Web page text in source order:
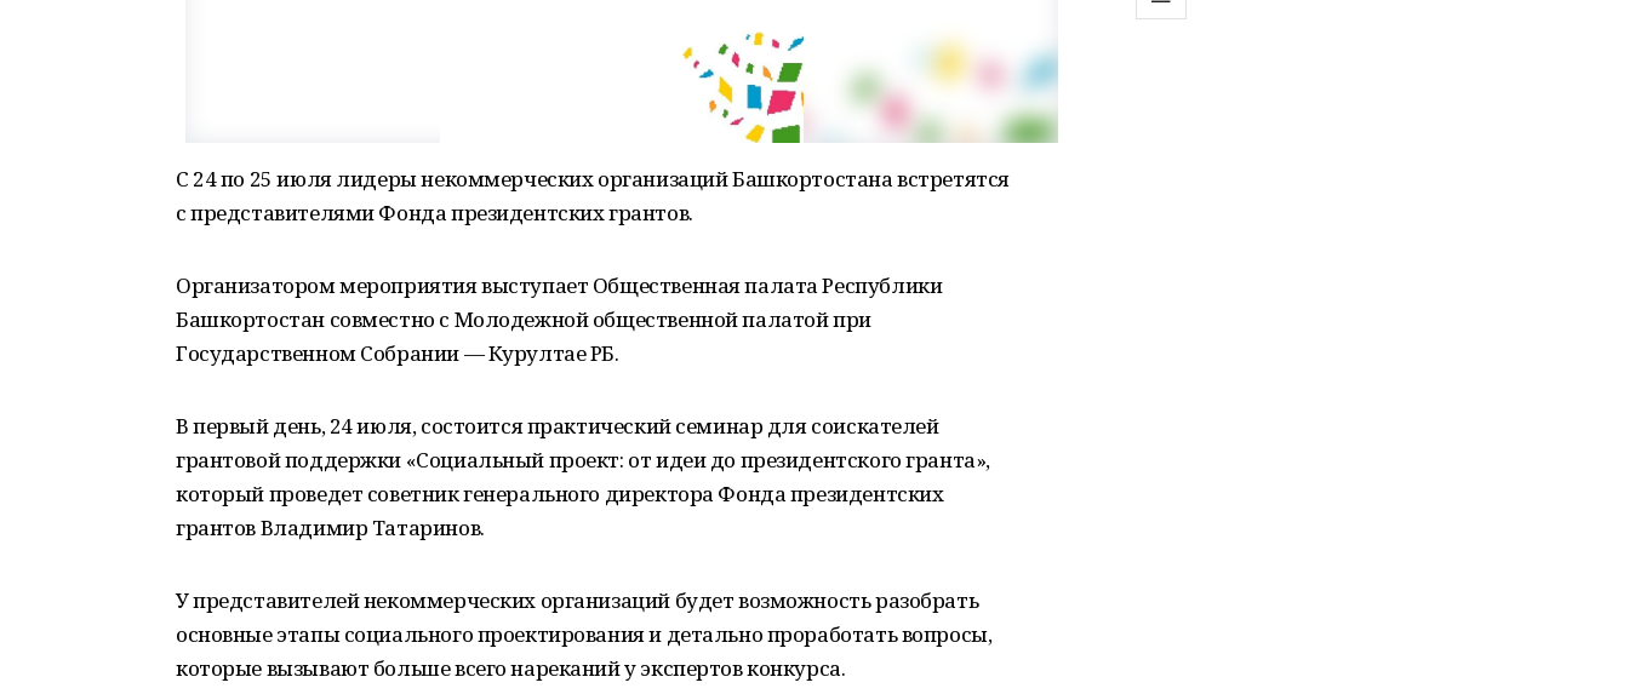
С 24 по 25 июля лидеры некоммерческих организаций Башкортостана встретятся
с представителями Фонда президентских грантов.
Организатором мероприятия выступает Общественная палата Республики
Башкортостан совместно с Молодежной общественной палатой при
Государственном Собрании — Курултае РБ.
В первый день, 24 июля, состоится практический семинар для соискателей
грантовой поддержки «Социальный проект: от идеи до президентского гранта»,
который проведет советник генерального директора Фонда президентских
грантов Владимир Татаринов.
У представителей некоммерческих организаций будет возможность разобрать
основные этапы социального проектирования и детально проработать вопросы,
которые вызывают больше всего нареканий у экспертов конкурса.